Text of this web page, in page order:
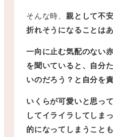
そんな時、 親として不
折れそうになることは
一向に止む気配のない
を聞いていると、自分
いのだろう？と自分を
いくらが可愛いと思っ
してイライラしてしま
的になってしまうこと